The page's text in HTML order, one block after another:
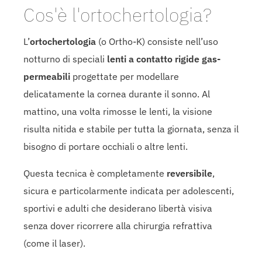
Cos'è l'ortochertologia?
L’ortochertologia (o Ortho-K) consiste nell’uso
notturno di speciali lenti a contatto rigide gas-
permeabili progettate per modellare
delicatamente la cornea durante il sonno. Al
mattino, una volta rimosse le lenti, la visione
risulta nitida e stabile per tutta la giornata, senza il
bisogno di portare occhiali o altre lenti.
Questa tecnica è completamente reversibile,
sicura e particolarmente indicata per adolescenti,
sportivi e adulti che desiderano libertà visiva
senza dover ricorrere alla chirurgia refrattiva
(come il laser).